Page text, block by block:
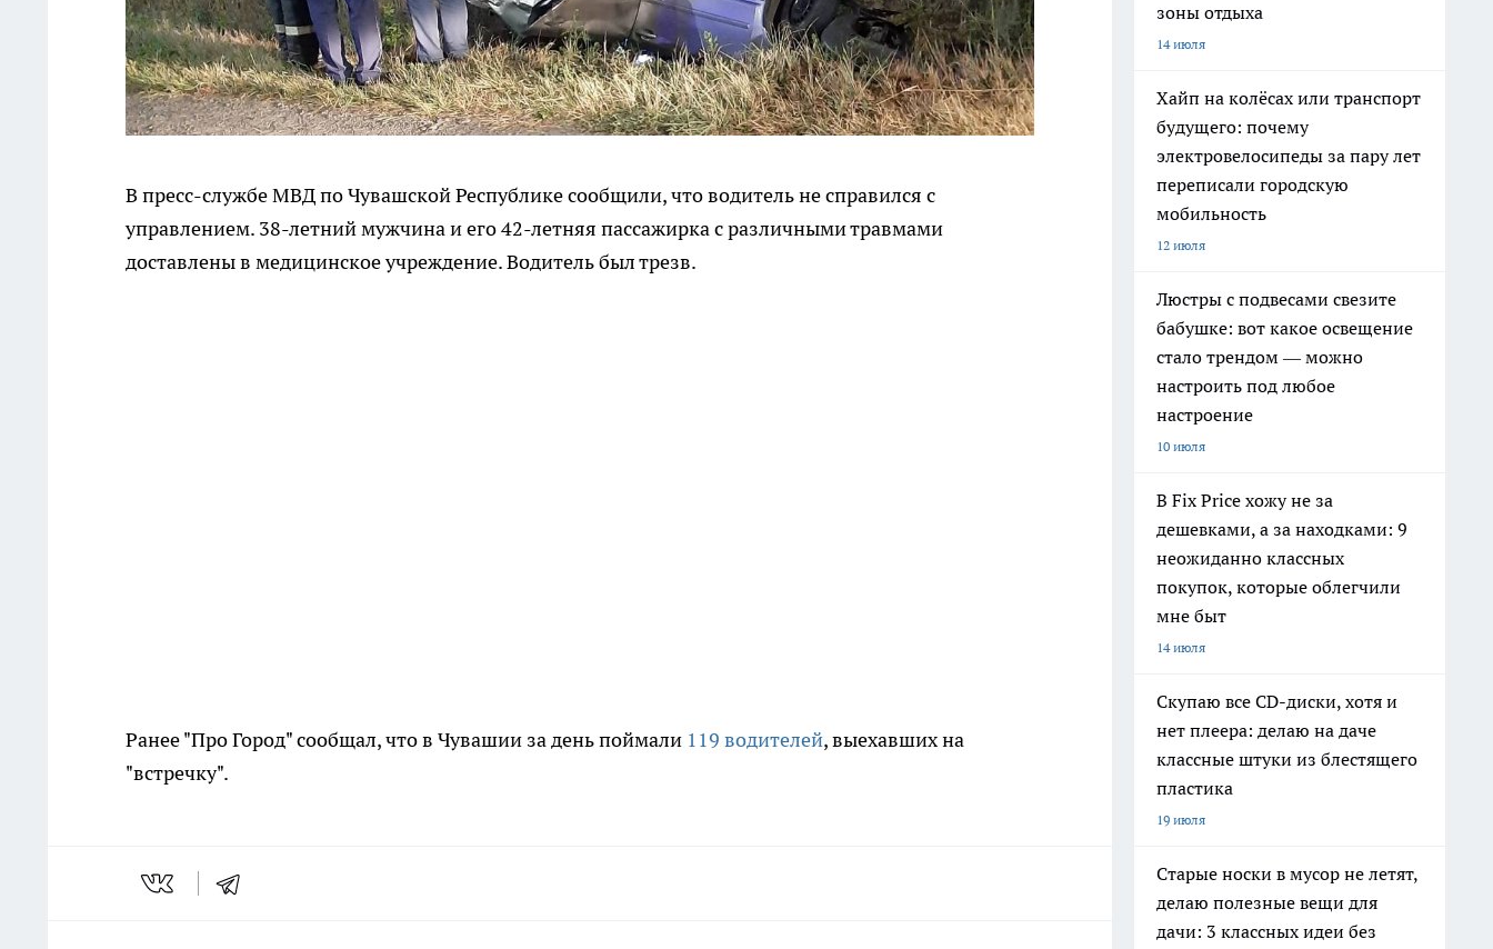
В пресс-службе МВД по Чувашской Республике сообщили, что водитель не справился с
управлением. 38-летний мужчина и его 42-летняя пассажирка с различными травмами
доставлены в медицинское учреждение. Водитель был трезв.
Ранее "Про Город" сообщал, что в Чувашии за день поймали 119 водителей, выехавших на
"встречку".
зоны отдыха
14 июля
Хайп на колёсах или транспорт
будущего: почему
электровелосипеды за пару лет
переписали городскую
мобильность
12 июля
Люстры с подвесами свезите
бабушке: вот какое освещение
стало трендом — можно
настроить под любое
настроение
10 июля
В Fix Price хожу не за
дешевками, а за находками: 9
неожиданно классных
покупок, которые облегчили
мне быт
14 июля
Скупаю все CD-диски, хотя и
нет плеера: делаю на даче
классные штуки из блестящего
пластика
19 июля
Старые носки в мусор не летят,
делаю полезные вещи для
дачи: 3 классных идеи без